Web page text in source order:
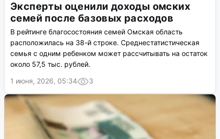
Эксперты оценили доходы омских
семей после базовых расходов
В рейтинге благосостояния семей Омская область
расположилась на 38-й строке. Среднестатистическая
семья с одним ребенком может рассчитывать на остаток
около 57,5 тыс. рублей.
1 июня, 2026, 05:34
3